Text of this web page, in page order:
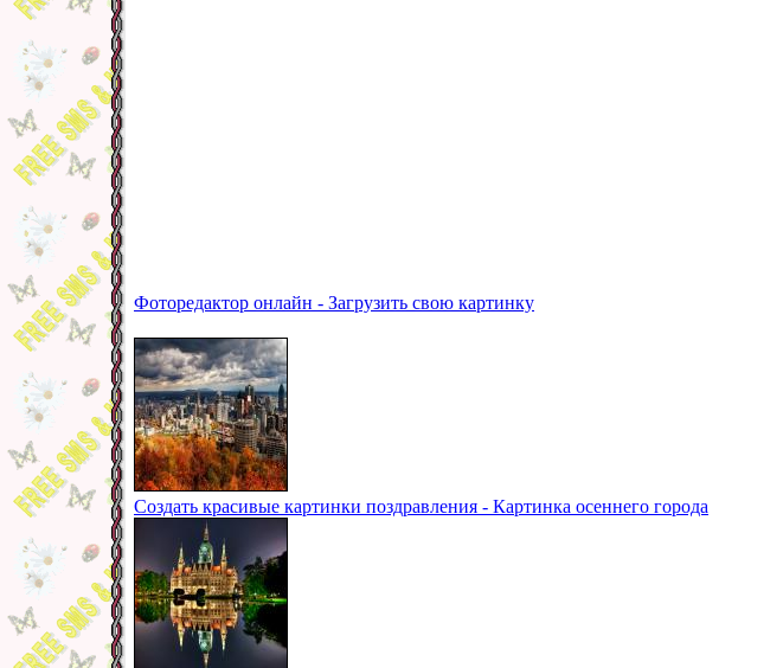
Фоторедактор онлайн - Загрузить свою картинку
Создать красивые картинки поздравления - Картинка осеннего города